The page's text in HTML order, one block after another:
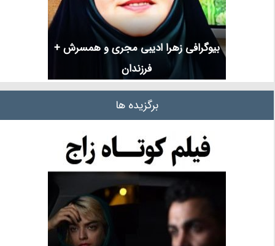
بیوگرافی زهرا ادیبی مجری و همسرش +
فرزندان
برگزیده ها